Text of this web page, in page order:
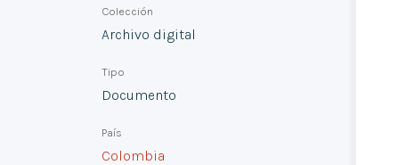
Colección
Archivo digital
Tipo
Documento
País
Colombia